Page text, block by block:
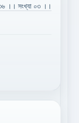
।। সংখ্যা ০৩ ।।